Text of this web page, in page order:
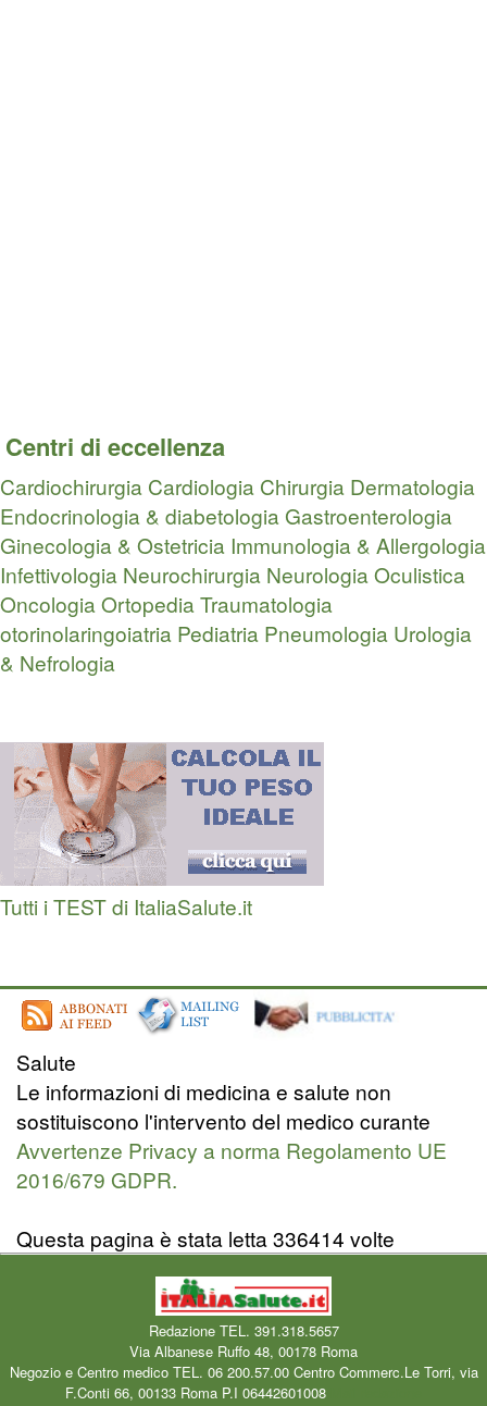
Centri di eccellenza
Cardiochirurgia Cardiologia Chirurgia Dermatologia
Endocrinologia & diabetologia Gastroenterologia
Ginecologia & Ostetricia Immunologia & Allergologia
Infettivologia Neurochirurgia NeurologiaOculistica
OncologiaOrtopedia Traumatologia
otorinolaringoiatria Pediatria Pneumologia Urologia
& Nefrologia
Tutti i TEST di ItaliaSalute.it
Salute
Le informazioni di medicina e salute non
sostituiscono l'intervento del medico curante
Avvertenze Privacy a norma Regolamento UE
2016/679 GDPR.
Questa pagina è stata letta 336414 volte
Redazione TEL. 391.318.5657
Via Albanese Ruffo 48, 00178 Roma
Negozio e Centro medico TEL. 06 200.57.00 Centro Commerc.Le Torri, via
F.Conti 66, 00133 Roma P.I 06442601008